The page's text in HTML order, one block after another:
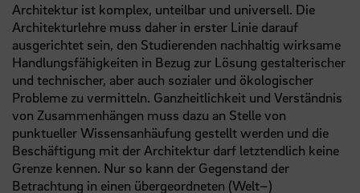
Architektur ist komplex, unteilbar und universell. Die
Architekturlehre muss daher in erster Linie darauf
ausgerichtet sein, den Studierenden nachhaltig wirksame
Handlungsfähigkeiten in Bezug zur Lösung gestalterischer
und technischer, aber auch sozialer und ökologischer
Probleme zu vermitteln. Ganzheitlichkeit und Verständnis
von Zusammenhängen muss dazu an Stelle von
punktueller Wissensanhäufung gestellt werden und die
Beschäftigung mit der Architektur darf letztendlich keine
Grenze kennen. Nur so kann der Gegenstand der
Betrachtung in einen übergeordneten (Welt–)